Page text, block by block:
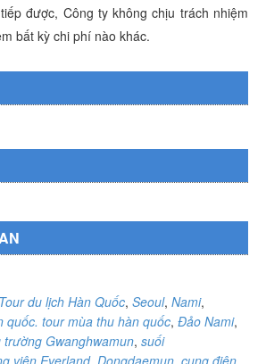
được, Công ty không chịu trách nhiệm
bất kỳ chi phí nào khác.
Tour du lịch Hàn Quốc, Seoul, Nami,
quốc. tour mùa thu hàn quốc, Đảo Nami,
trường Gwanghwamun, suối